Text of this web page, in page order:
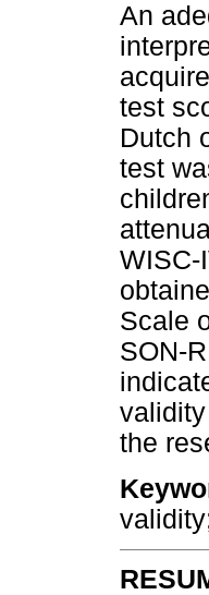
An
test
Dutch
test
WISC-
Scale
SON-
the